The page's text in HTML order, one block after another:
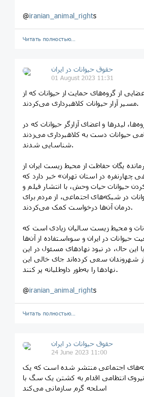
@iranian_animal_rights
Читать полностью…
حقوق حیوانات در ایران
01 August 2023 11:31
از گروه‌های حمایت از حیوانات که از
مسیر آزار حیوانات کلاهبرداری می‌کردند.
لیدرها و اعضای آزارگر حیوانات که در
حیوانات دست به کلاهبرداری می‌زدند
شناسایی شدند.
یگان حفاظت از محیط زیست ایران از
چهارنفره در استان تهران» خبر دارد که
حیوانات حیات وحش، با انتشار فیلم و
در شبکه‌های اجتماعی، از مردم برای
درمان آن‌ها درخواست کمک می‌کردند.
و محیط زیست سالیان زیادی است که
حیوانات در ایران و سوءاستفاده از آن‌ها
این حال، در نبود نهادهای مسئول در این
شهروندان سعی کرده‌اند جای خالی این
نهادها را به‌طور داوطلبانه پر کنند.
@iranian_animal_rights
Читать полностью…
حقوق حیوانات در ایران
24 June 2023 11:00
اجتماعی منتشر شده است که یک
انتظامی اقدام به کشتن یک سگ با
اسلحه گرم سازمانی می‌کند